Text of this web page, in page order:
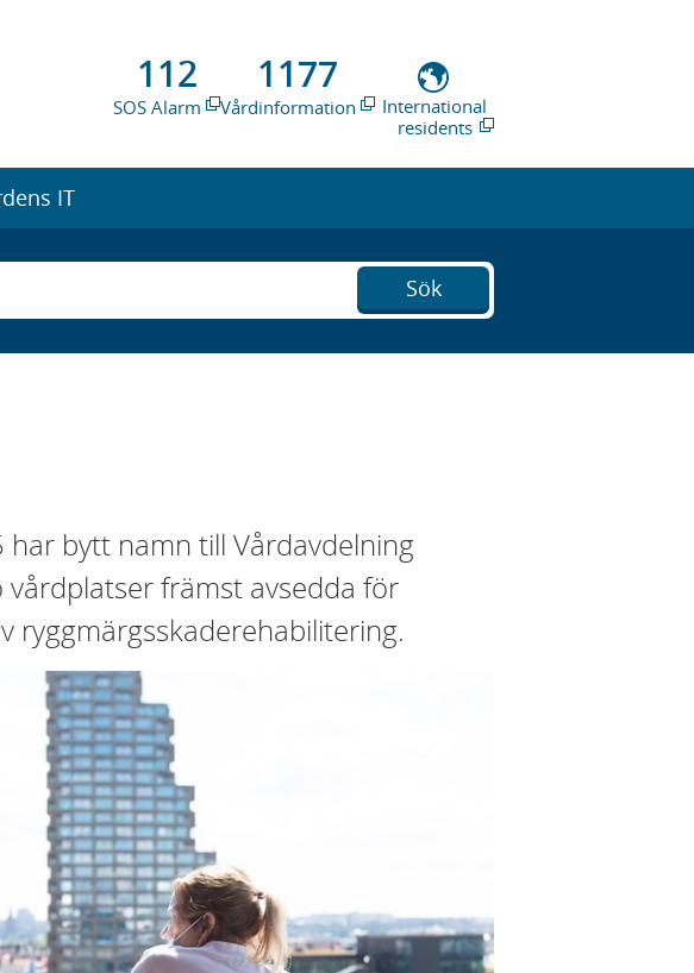
112
SOS Alarm
1177
Vårdinformation
International
residents
IT
Sök
bytt namn till Vårdavdelning
vårdplatser främst avsedda för
ryggmärgsskaderehabilitering.